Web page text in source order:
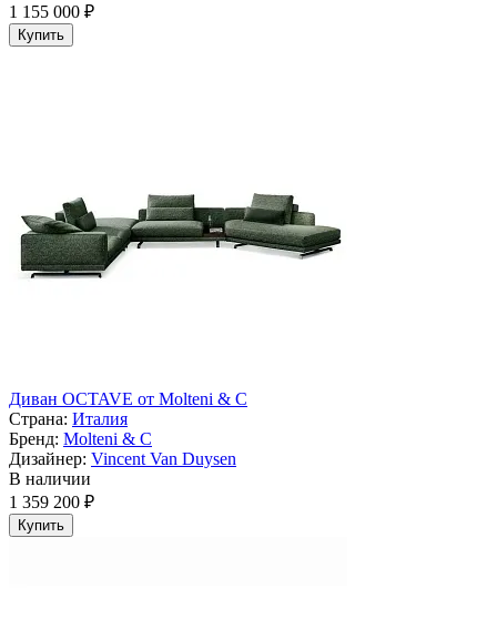
1 155 000 ₽
Купить
Диван OCTAVE от Molteni & C
Страна: Италия
Бренд: Molteni & C
Дизайнер: Vincent Van Duysen
В наличии
1 359 200 ₽
Купить